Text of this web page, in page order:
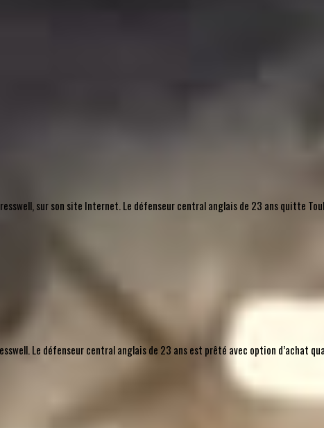
sur son site Internet. Le défenseur central anglais de 23 ans quitte
Le défenseur central anglais de 23 ans est prêté avec option d’achat